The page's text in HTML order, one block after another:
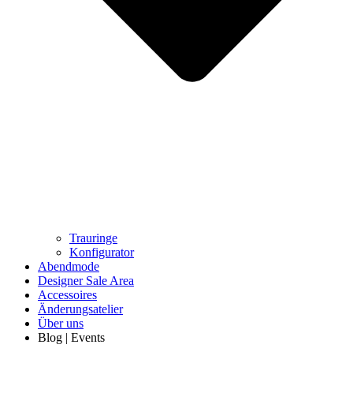
Trauringe
Konfigurator
Abendmode
Designer Sale Area
Accessoires
Änderungsatelier
Über uns
Blog | Events